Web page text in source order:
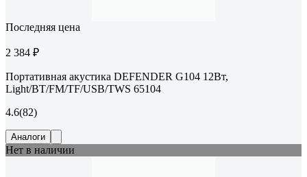
Последняя цена
2 384 ₽
Портативная акустика DEFENDER G104 12Вт,
Light/BT/FM/TF/USB/TWS 65104
4.6(82)
Аналоги
Нет в наличии